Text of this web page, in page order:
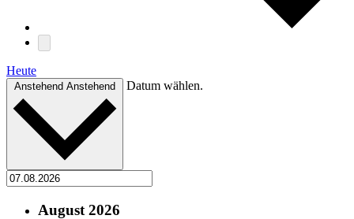
Heute
Anstehend Anstehend Datum wählen.
August 2026